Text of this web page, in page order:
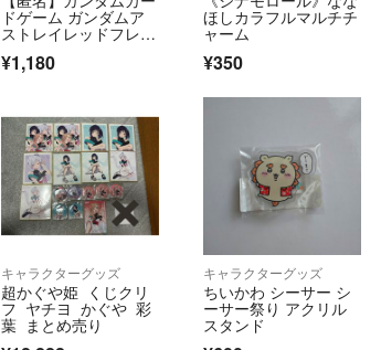
ドゲーム ガンダムア
ストレイレッドフレー
ム & ガンダムMk-II 2
枚セット
¥1,180
ほしカラフルマルチチ
ャーム
¥350
キャラクターグッズ
超かぐや姫 くじクリ
フ ヤチヨ かぐや 彩
葉 まとめ売り
キャラクターグッズ
ちいかわ シーサー シ
ーサー祭り アクリル
スタンド